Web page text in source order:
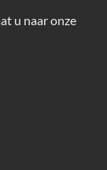
u naar onze